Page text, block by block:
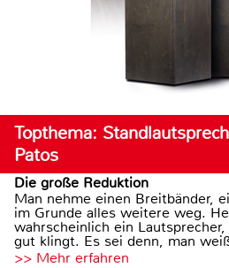
Topthema:
Patos
Die große Reduktion
Man nehme einen Breitbänder,
im Grunde alles weitere weg.
wahrscheinlich ein
gut klingt. Es sei denn, man
>> Mehr erfahren